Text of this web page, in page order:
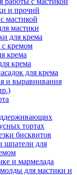
и прочий
мастикой
мастики
для крема
с кремом
крема
крема
для крема
и выравнивания
тортах
бисквитов
шпатели для
и мармелада
для мастики и